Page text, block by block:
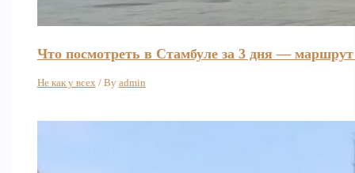
Что посмотреть в Стамбуле за 3 дня — маршрут
Не как у всех / By admin